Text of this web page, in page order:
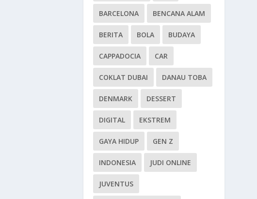
BARCELONA BENCANA ALAM
BERITA BOLA BUDAYA
CAPPADOCIA CAR
COKLAT DUBAI DANAU TOBA
DENMARK DESSERT
DIGITAL EKSTREM
GAYA HIDUP GEN Z
INDONESIA JUDI ONLINE
JUVENTUS